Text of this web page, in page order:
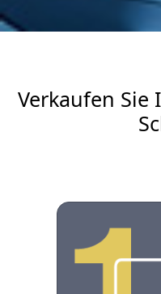
Verkaufen Sie